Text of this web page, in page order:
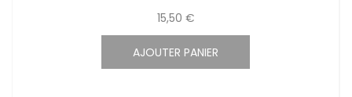
15,50 €
AJOUTER PANIER